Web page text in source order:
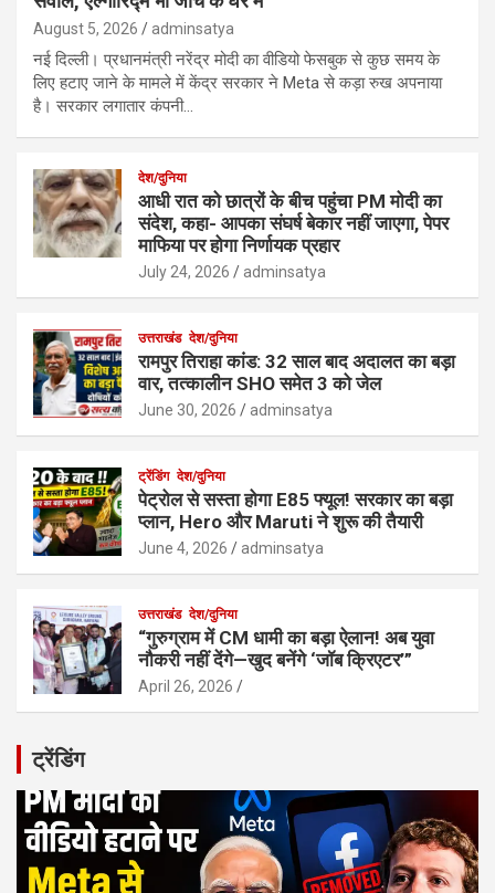
August 5, 2026 adminsatya
नई दिल्ली। प्रधानमंत्री नरेंद्र मोदी का वीडियो फेसबुक से कुछ समय के
लिए हटाए जाने के मामले में केंद्र सरकार ने Meta से कड़ा रुख अपनाया
है। सरकार लगातार कंपनी…
देश/दुनिया
आधी रात को छात्रों के बीच पहुंचा PM मोदी का
संदेश, कहा- आपका संघर्ष बेकार नहीं जाएगा, पेपर
माफिया पर होगा निर्णायक प्रहार
July 24, 2026 adminsatya
उत्तराखंड देश/दुनिया
रामपुर तिराहा कांड: 32 साल बाद अदालत का बड़ा
वार, तत्कालीन SHO समेत 3 को जेल
June 30, 2026 adminsatya
ट्रेंडिंग देश/दुनिया
पेट्रोल से सस्ता होगा E85 फ्यूल! सरकार का बड़ा
प्लान, Hero और Maruti ने शुरू की तैयारी
June 4, 2026 adminsatya
उत्तराखंड देश/दुनिया
“गुरुग्राम में CM धामी का बड़ा ऐलान! अब युवा
नौकरी नहीं देंगे—खुद बनेंगे ‘जॉब क्रिएटर’”
April 26, 2026
ट्रेंडिंग